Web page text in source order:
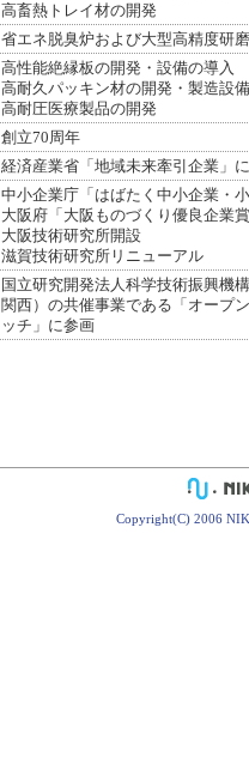
高畜熱トレイ材の開発
省エネ脱臭炉および大型高精度研
高性能絶縁板の開発・設備の導入
高耐久パッキン材の開発・製造設
高耐圧医療製品の開発
創立70周年
経済産業省「地域未来牽引企業」
中小企業庁「はばたく中小企業・
大阪府「大阪ものづくり優良企業
大阪技術研究所開設
滋賀技術研究所リニューアル
国立研究開発法人科学技術振興機
関西）の共催事業である「オープ
ッチ」に参画
Copyright(C) 2006